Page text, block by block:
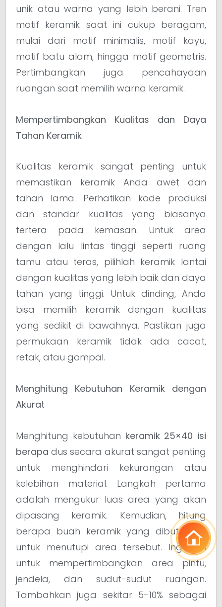
unik atau warna yang lebih berani. Tren
motif keramik saat ini cukup beragam,
mulai dari motif minimalis, motif kayu,
motif batu alam, hingga motif geometris.
Pertimbangkan juga pencahayaan
ruangan saat memilih warna keramik.
Mempertimbangkan Kualitas dan Daya
Tahan Keramik
Kualitas keramik sangat penting untuk
memastikan keramik Anda awet dan
tahan lama. Perhatikan kode produksi
dan standar kualitas yang biasanya
tertera pada kemasan. Untuk area
dengan lalu lintas tinggi seperti ruang
tamu atau teras, pilihlah keramik lantai
dengan kualitas yang lebih baik dan daya
tahan yang tinggi. Untuk dinding, Anda
bisa memilih keramik dengan kualitas
yang sedikit di bawahnya. Pastikan juga
permukaan keramik tidak ada cacat,
retak, atau gompal.
Menghitung Kebutuhan Keramik dengan
Akurat
Menghitung kebutuhan keramik 25×40 isi
berapa dus secara akurat sangat penting
untuk menghindari kekurangan atau
kelebihan material. Langkah pertama
adalah mengukur luas area yang akan
dipasang keramik. Kemudian, hitung
berapa buah keramik yang dibutuhkan
untuk menutupi area tersebut. Ingatlah
untuk mempertimbangkan area pintu,
jendela, dan sudut-sudut ruangan.
Tambahkan juga sekitar 5-10% sebagai